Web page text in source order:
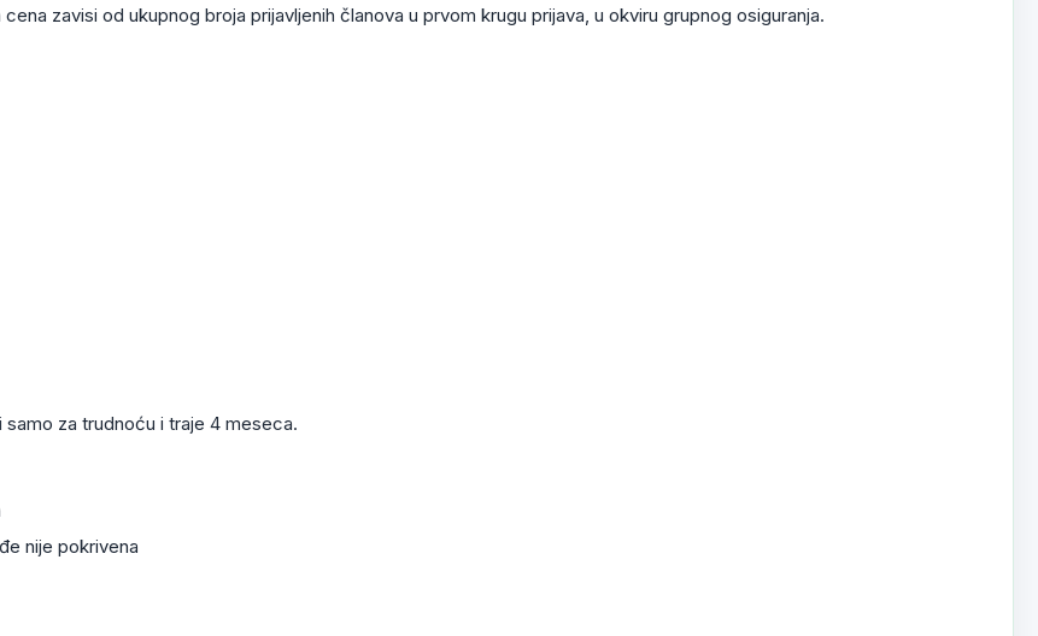
zavisi od ukupnog broja prijavljenih članova u prvom krugu prijava, u okviru grupnog osiguranja.
za trudnoću i traje 4 meseca.
nije pokrivena